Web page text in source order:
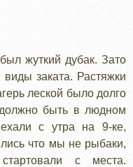
жуткий дубак. Зато
заката. Растяжки
леской было долго
быть в людном
с утра на 9-ке,
что мы не рыбаки,
с места.